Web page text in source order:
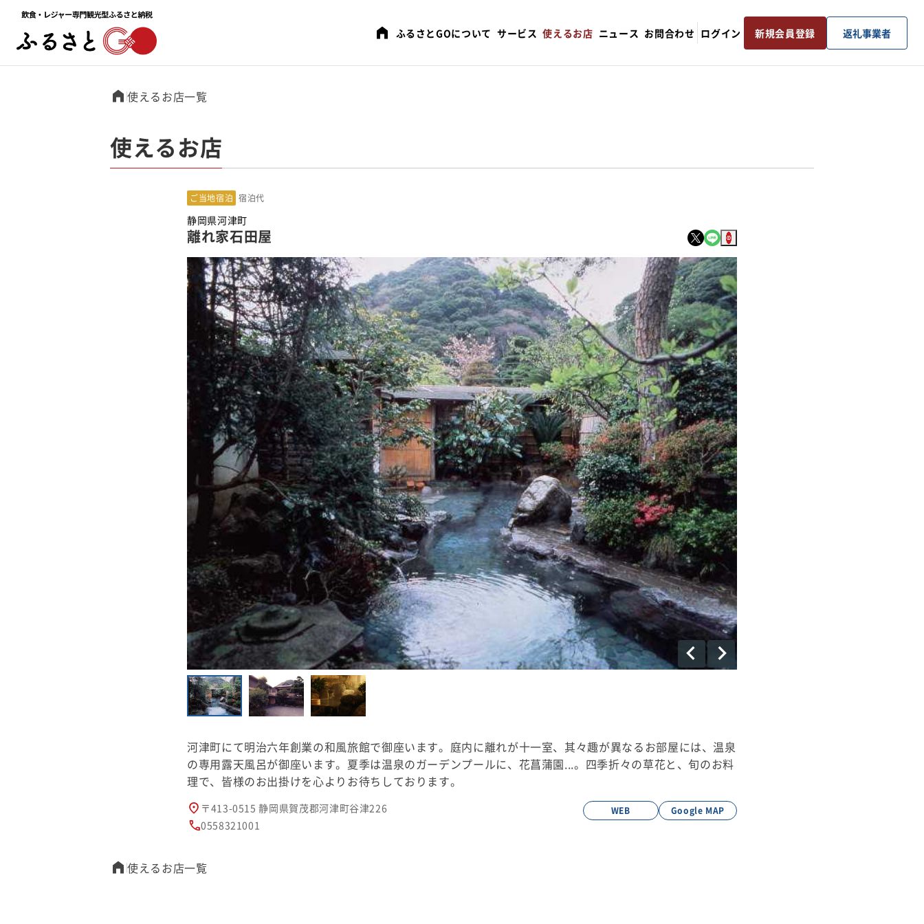
ふるさとGOについて サービス 使えるお店 ニュース お問合わせ ログイン 新規会員登録 返礼事業者
使えるお店一覧
使えるお店
ご当地宿泊 宿泊代
静岡県河津町
離れ家石田屋
河津町にて明治六年創業の和風旅館で御座います。庭内に離れが十一室、其々趣が異なるお部屋には、温泉
の専用露天風呂が御座います。夏季は温泉のガーデンプールに、花菖蒲園...。四季折々の草花と、旬のお料
理で、皆様のお出掛けを心よりお待ちしております。
〒413-0515 静岡県賀茂郡河津町谷津226
0558321001
WEB Google MAP
使えるお店一覧